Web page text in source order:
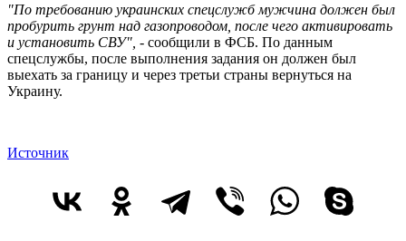
"По требованию украинских спецслужб мужчина должен был
пробурить грунт над газопроводом, после чего активировать
и установить СВУ", - сообщили в ФСБ. По данным
спецслужбы, после выполнения задания он должен был
выехать за границу и через третьи страны вернуться на
Украину.
Источник